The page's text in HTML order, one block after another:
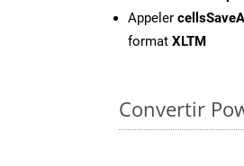
Appeler
format XLTM
Convertir